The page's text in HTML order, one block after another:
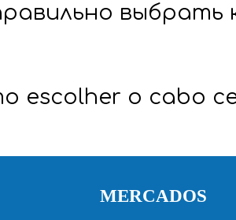
выбрать
escolher o cabo
MERCADOS